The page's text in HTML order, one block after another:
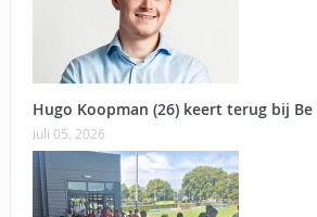
Hugo Koopman (26) keert terug bij Be
juli 05, 2026